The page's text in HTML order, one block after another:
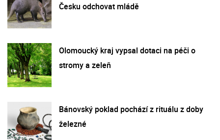
Česku odchovat mládě
Olomoucký kraj vypsal dotaci na péči o
stromy a zeleň
Bánovský poklad pochází z rituálu z doby
železné